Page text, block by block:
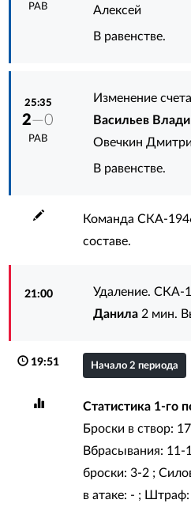
РАВ
Алексей
В равенстве.
25:35
2—0
РАВ
Изменение
Васильев
Овечкин
В равенстве.
Команда СКА-
составе.
21:00 Удаление.
Данила 2 мин.
19:51 Начало 2 периода
Статистика 1-го
Броски в створ:
Вбрасывания: 11-
броски: 3-2 ;
в атаке: - ;